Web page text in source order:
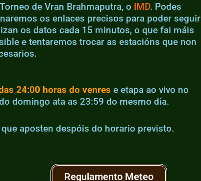
de Vran Brahmaputra, o IMD. Podes
os enlaces precisos para poder seguir
os datos cada 15 minutos, o que fai máis
e tentaremos trocar as estacións que non
24:00 horas do venres e etapa ao vivo no
domingo ata as 23:59 do mesmo día.
aposten despóis do horario previsto.
Regulamento Meteo